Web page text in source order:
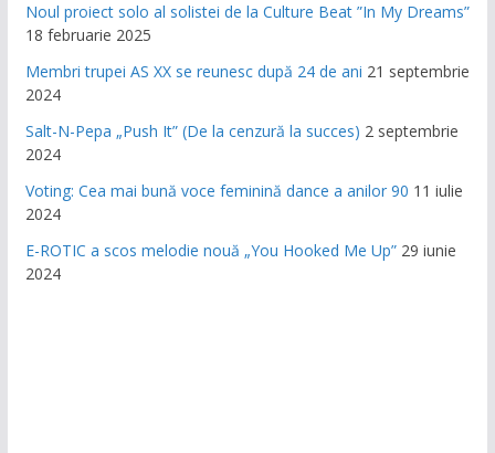
Noul proiect solo al solistei de la Culture Beat ”In My Dreams”
18 februarie 2025
Membri trupei AS XX se reunesc după 24 de ani 21 septembrie
2024
Salt-N-Pepa „Push It” (De la cenzură la succes) 2 septembrie
2024
Voting: Cea mai bună voce feminină dance a anilor 90 11 iulie
2024
E-ROTIC a scos melodie nouă „You Hooked Me Up” 29 iunie
2024